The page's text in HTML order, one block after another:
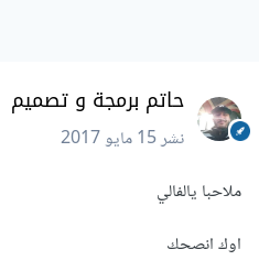
حاتم برمجة و تصميم
نشر15 مايو 2017
ملاحبا يالفالي
اوك انصحك